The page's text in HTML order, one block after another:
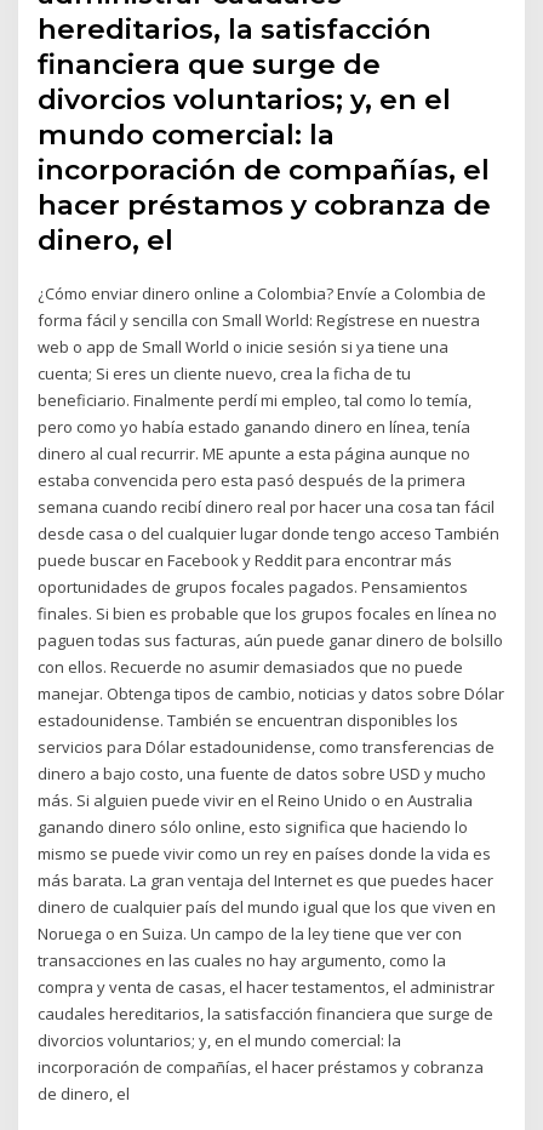
hereditarios, la satisfacción
financiera que surge de
divorcios voluntarios; y, en el
mundo comercial: la
incorporación de compañías, el
hacer préstamos y cobranza de
dinero, el
¿Cómo enviar dinero online a Colombia? Envíe a Colombia de
forma fácil y sencilla con Small World: Regístrese en nuestra
web o app de Small World o inicie sesión si ya tiene una
cuenta; Si eres un cliente nuevo, crea la ficha de tu
beneficiario. Finalmente perdí mi empleo, tal como lo temía,
pero como yo había estado ganando dinero en línea, tenía
dinero al cual recurrir. ME apunte a esta página aunque no
estaba convencida pero esta pasó después de la primera
semana cuando recibí dinero real por hacer una cosa tan fácil
desde casa o del cualquier lugar donde tengo acceso También
puede buscar en Facebook y Reddit para encontrar más
oportunidades de grupos focales pagados. Pensamientos
finales. Si bien es probable que los grupos focales en línea no
paguen todas sus facturas, aún puede ganar dinero de bolsillo
con ellos. Recuerde no asumir demasiados que no puede
manejar. Obtenga tipos de cambio, noticias y datos sobre Dólar
estadounidense. También se encuentran disponibles los
servicios para Dólar estadounidense, como transferencias de
dinero a bajo costo, una fuente de datos sobre USD y mucho
más. Si alguien puede vivir en el Reino Unido o en Australia
ganando dinero sólo online, esto significa que haciendo lo
mismo se puede vivir como un rey en países donde la vida es
más barata. La gran ventaja del Internet es que puedes hacer
dinero de cualquier país del mundo igual que los que viven en
Noruega o en Suiza. Un campo de la ley tiene que ver con
transacciones en las cuales no hay argumento, como la
compra y venta de casas, el hacer testamentos, el administrar
caudales hereditarios, la satisfacción financiera que surge de
divorcios voluntarios; y, en el mundo comercial: la
incorporación de compañías, el hacer préstamos y cobranza
de dinero, el